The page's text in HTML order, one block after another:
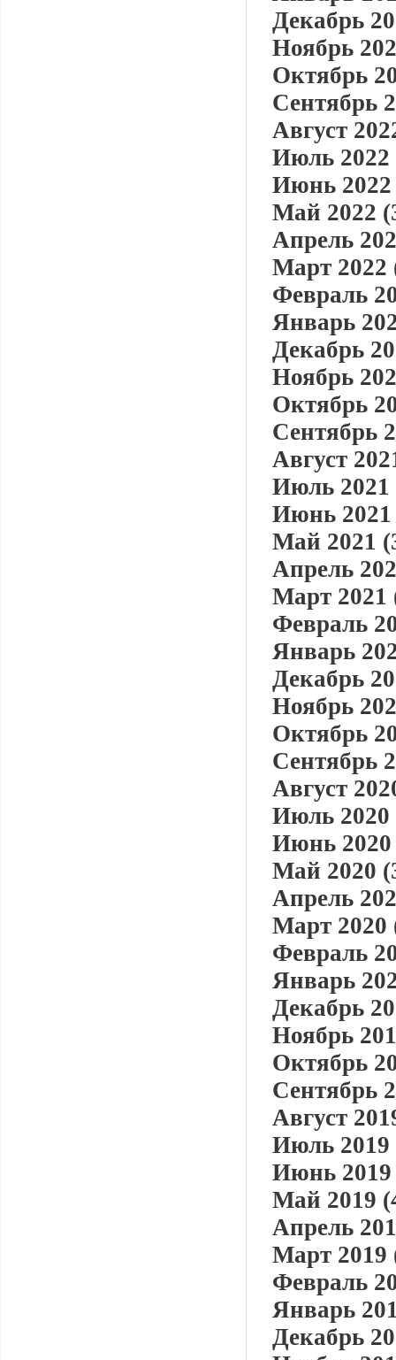
Декабрь
Ноябрь
Октябрь
Сентябрь
Август
Июль 2022
Июнь 2022
Май 2022
Апрель
Март 2022
Февраль
Январь
Декабрь
Ноябрь
Октябрь
Сентябрь
Август
Июль 2021
Июнь 2021
Май 2021
Апрель
Март 2021
Февраль
Январь
Декабрь
Ноябрь
Октябрь
Сентябрь
Август
Июль 2020
Июнь 2020
Май 2020
Апрель
Март 2020
Февраль
Январь
Декабрь
Ноябрь
Октябрь
Сентябрь
Август
Июль 2019
Июнь 2019
Май 2019
Апрель
Март 2019
Февраль
Январь
Декабрь